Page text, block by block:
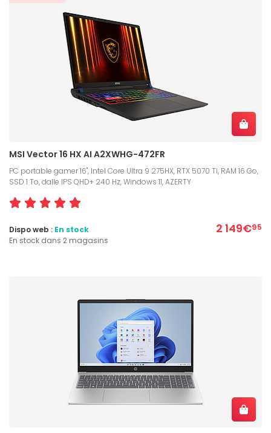
MSI Vector 16 HX AI A2XWHG-472FR
PC portable gamer 16", Intel Core Ultra 9 275HX, RTX 5070 Ti, RAM 16 Go,
SSD 1 To, dalle IPS QHD+ 240 Hz, Windows 11, AZERTY
2 149€95
Dispo web : En stock
En stock dans 2 magasins